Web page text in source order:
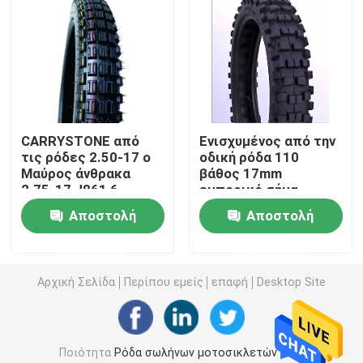
Εσωτερικός σωλήνας μοτοσικλετών
Τρίκυκλος εσωτερικός σωλήνας
CARRYSTONE από
τις ρόδες 2.50-17 ο
Μαύρος άνθρακα
2.75-17 J861 6
ΖΕΥΓΆΡΙΑ/8 TT
ΖΕΥΓΆΡΙΑ οδικών
μοτοσικλετών cOem
Αποστολή
Ενισχυμένος από την
οδική ρόδα 110
βάθος 17mm
εμπορικό σήμα
CARRYSTONE
σχεδίων 100-18 J856
6PRTT
Αποστολή
Αρχική Σελίδα Περίπου εμείς επαφή Desktop Site
Ποιότητα Ρόδα σωλήνων μοτοσικλετώνΚίνα